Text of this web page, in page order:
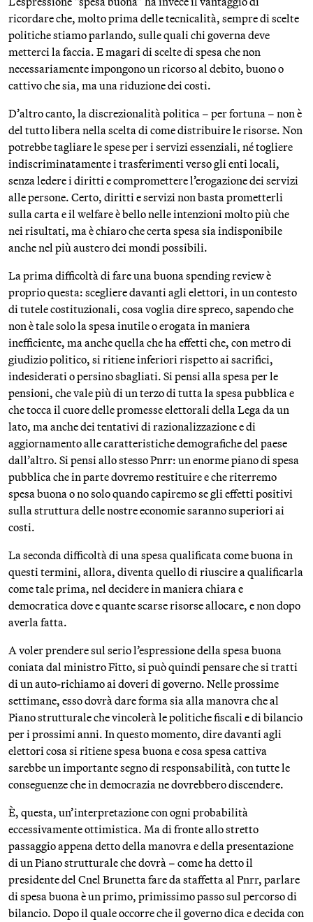
ricordare che, molto prima delle tecnicalità, sempre di scelte
politiche stiamo parlando, sulle quali chi governa deve
metterci la faccia. E magari di scelte di spesa che non
necessariamente impongono un ricorso al debito, buono o
cattivo che sia, ma una riduzione dei costi.
D’altro canto, la discrezionalità politica – per fortuna – non è
del tutto libera nella scelta di come distribuire le risorse. Non
potrebbe tagliare le spese per i servizi essenziali, né togliere
indiscriminatamente i trasferimenti verso gli enti locali,
senza ledere i diritti e compromettere l’erogazione dei servizi
alle persone. Certo, diritti e servizi non basta prometterli
sulla carta e il welfare è bello nelle intenzioni molto più che
nei risultati, ma è chiaro che certa spesa sia indisponibile
anche nel più austero dei mondi possibili.
La prima difficoltà di fare una buona spending review è
proprio questa: scegliere davanti agli elettori, in un contesto
di tutele costituzionali, cosa voglia dire spreco, sapendo che
non è tale solo la spesa inutile o erogata in maniera
inefficiente, ma anche quella che ha effetti che, con metro di
giudizio politico, si ritiene inferiori rispetto ai sacrifici,
indesiderati o persino sbagliati. Si pensi alla spesa per le
pensioni, che vale più di un terzo di tutta la spesa pubblica e
che tocca il cuore delle promesse elettorali della Lega da un
lato, ma anche dei tentativi di razionalizzazione e di
aggiornamento alle caratteristiche demografiche del paese
dall’altro. Si pensi allo stesso Pnrr: un enorme piano di spesa
pubblica che in parte dovremo restituire e che riterremo
spesa buona o no solo quando capiremo se gli effetti positivi
sulla struttura delle nostre economie saranno superiori ai
costi.
La seconda difficoltà di una spesa qualificata come buona in
questi termini, allora, diventa quello di riuscire a qualificarla
come tale prima, nel decidere in maniera chiara e
democratica dove e quante scarse risorse allocare, e non dopo
averla fatta.
A voler prendere sul serio l’espressione della spesa buona
coniata dal ministro Fitto, si può quindi pensare che si tratti
di un auto-richiamo ai doveri di governo. Nelle prossime
settimane, esso dovrà dare forma sia alla manovra che al
Piano strutturale che vincolerà le politiche fiscali e di bilancio
per i prossimi anni. In questo momento, dire davanti agli
elettori cosa si ritiene spesa buona e cosa spesa cattiva
sarebbe un importante segno di responsabilità, con tutte le
conseguenze che in democrazia ne dovrebbero discendere.
È, questa, un’interpretazione con ogni probabilità
eccessivamente ottimistica. Ma di fronte allo stretto
passaggio appena detto della manovra e della presentazione
di un Piano strutturale che dovrà – come ha detto il
presidente del Cnel Brunetta fare da staffetta al Pnrr, parlare
di spesa buona è un primo, primissimo passo sul percorso di
bilancio. Dopo il quale occorre che il governo dica e decida con